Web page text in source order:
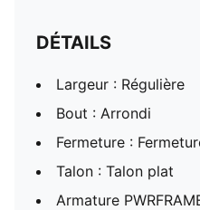
DÉTAILS
Largeur : Régulière
Bout : Arrondi
Fermeture :
Talon : Talon plat
Armature